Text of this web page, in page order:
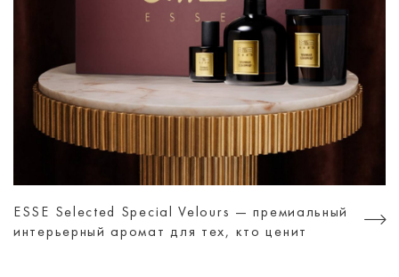
ESSE Selected Special Velours — премиальный
интерьерный аромат для тех, кто ценит